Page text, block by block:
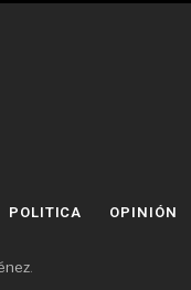
POLITICA OPINIÓN